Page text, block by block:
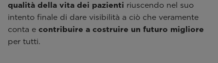
qualità della vita dei pazienti riuscendo nel suo
intento finale di dare visibilità a ciò che veramente
conta e contribuire a costruire un futuro migliore
per tutti.